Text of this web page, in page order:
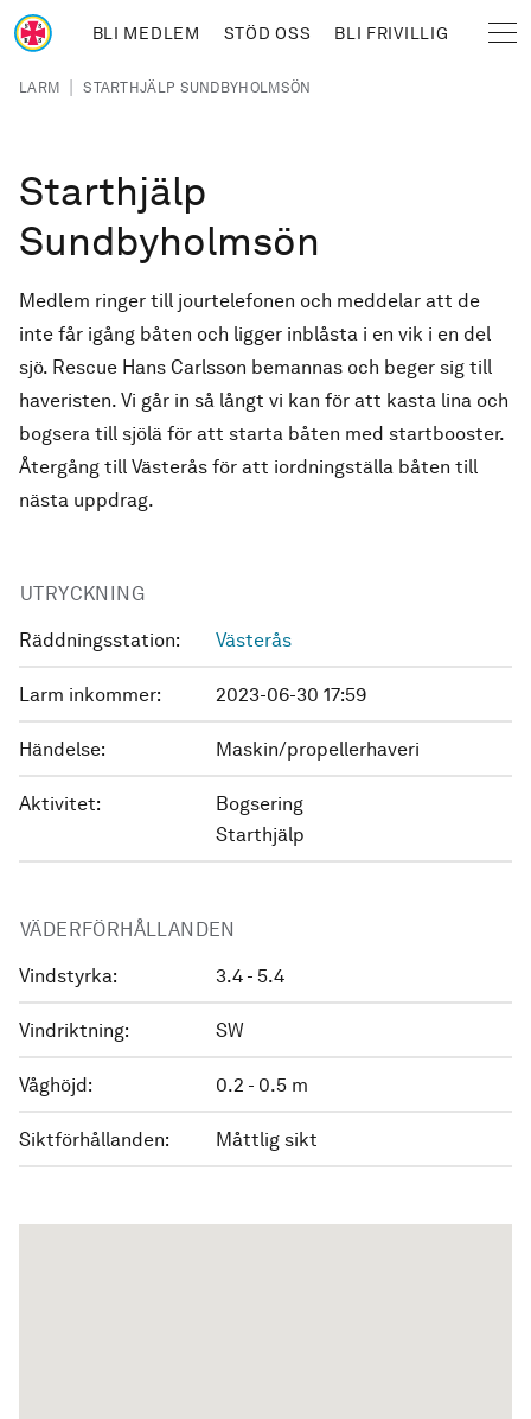
Hoppa till huvudinnehåll
BLI MEDLEM STÖD OSS BLI FRIVILLIG
Länkstig
LARM | STARTHJÄLP SUNDBYHOLMSÖN
Starthjälp
Sundbyholmsön
Medlem ringer till jourtelefonen och meddelar att de
inte får igång båten och ligger inblåsta i en vik i en del
sjö. Rescue Hans Carlsson bemannas och beger sig till
haveristen. Vi går in så långt vi kan för att kasta lina och
bogsera till sjölä för att starta båten med startbooster.
Återgång till Västerås för att iordningställa båten till
nästa uppdrag.
UTRYCKNING
Räddningsstation: Västerås
Larm inkommer: 2023-06-30 17:59
Händelse: Maskin/propellerhaveri
Aktivitet:
Bogsering
Starthjälp
VÄDERFÖRHÅLLANDEN
Vindstyrka: 3.4 - 5.4
Vindriktning: SW
Våghöjd: 0.2 - 0.5 m
Siktförhållanden: Måttlig sikt